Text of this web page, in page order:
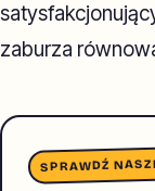
zaburza
SPRAWDŹ